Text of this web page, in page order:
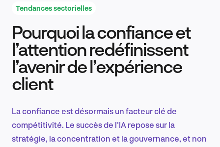
Recherche et conception produit
EN
Tendances sectorielles
Pourquoi la confiance et
l’attention redéfinissent
l’avenir de l’expérience
client
La confiance est désormais un facteur clé de
compétitivité. Le succès de l'IA repose sur la
stratégie, la concentration et la gouvernance, et non